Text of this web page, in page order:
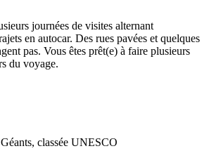
journées de visites alternant
en autocar. Des rues pavées et quelques
pas. Vous êtes prêt(e) à faire plusieurs
du voyage.
classée UNESCO